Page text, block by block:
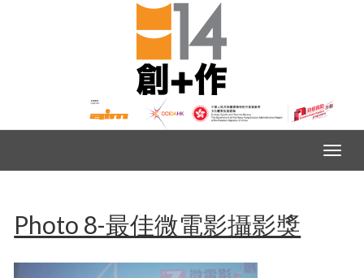
Photo 8-最佳微電影攝影獎